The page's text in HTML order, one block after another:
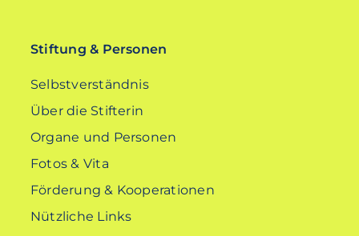
Stiftung & Personen
Selbstverständnis
Über die Stifterin
Organe und Personen
Fotos & Vita
Förderung & Kooperationen
Nützliche Links